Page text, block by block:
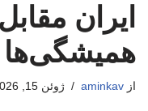
ایران
همیشگی‌ها
از aminkav ژوئن 15, 2026